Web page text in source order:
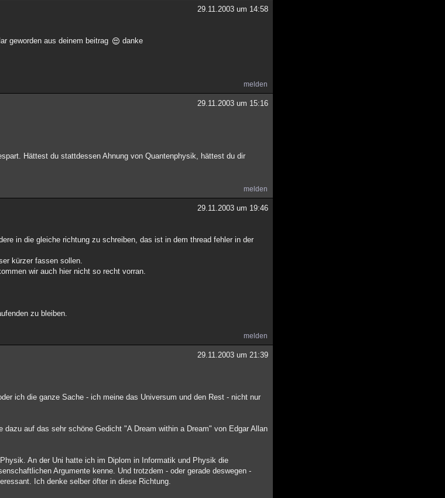
29.11.2003 um 14:58
geworden aus deinem beitrag
danke
melden
29.11.2003 um 15:16
Hättest du stattdessen Ahnung von Quantenphysik, hättest du dir
melden
29.11.2003 um 19:46
in die gleiche richtung zu schreiben, das ist in dem thread fehler in der
kürzer fassen sollen.
wir auch hier nicht so recht vorran.
zu bleiben.
melden
29.11.2003 um 21:39
ich die ganze Sache - ich meine das Universum und den Rest - nicht nur
auf das sehr schöne Gedicht "A Dream within a Dream" von Edgar Allan
An der Uni hatte ich im Diplom in Informatik und Physik die
Argumente kenne. Und trotzdem - oder gerade deswegen -
Ich denke selber öfter in diese Richtung.